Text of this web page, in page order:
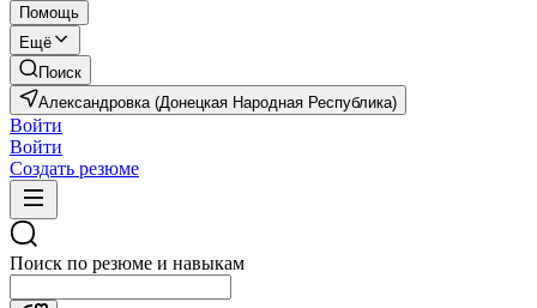
Помощь
Ещё
Поиск
Александровка (Донецкая Народная Республика)
Войти
Войти
Создать резюме
Поиск по резюме и навыкам